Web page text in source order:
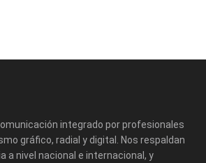
integrado por profesionales
gráfico, radial y digital. Nos respaldan
a nivel nacional e internacional, y